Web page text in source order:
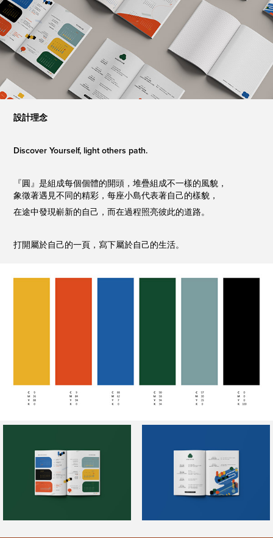
設計理念
Discover Yourself, light others path.
『圓』是組成每個個體的開頭，堆疊組成不一樣的風貌，
象徵著遇見不同的精彩，每座小島代表著自己的樣貌，
在途中發現嶄新的自己，而在過程照亮彼此的道路。
打開屬於自己的一頁，寫下屬於自己的生活。